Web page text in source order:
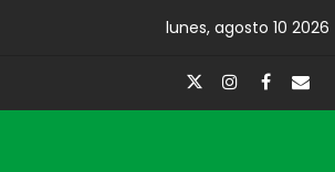
lunes, agosto 10 2026